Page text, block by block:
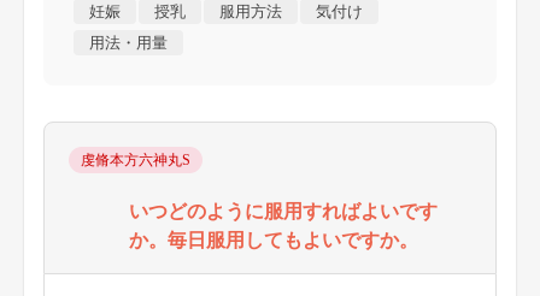
妊娠
授乳 服用方法
気付け
用法・用量
虔脩本方六神丸S
いつどのように服用すればよいです
か。毎日服用してもよいですか。